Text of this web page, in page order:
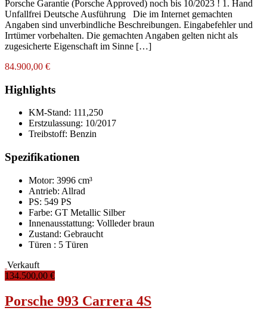
Porsche Garantie (Porsche Approved) noch bis 10/2023 ! 1. Hand
Unfallfrei Deutsche Ausführung Die im Internet gemachten
Angaben sind unverbindliche Beschreibungen. Eingabefehler und
Irrtümer vorbehalten. Die gemachten Angaben gelten nicht als
zugesicherte Eigenschaft im Sinne […]
84.900,00 €
Highlights
KM-Stand: 111,250
Erstzulassung: 10/2017
Treibstoff: Benzin
Spezifikationen
Motor: 3996 cm³
Antrieb: Allrad
PS: 549 PS
Farbe: GT Metallic Silber
Innenausstattung: Vollleder braun
Zustand: Gebraucht
Türen : 5 Türen
Verkauft
134.500,00 €
Porsche 993 Carrera 4S